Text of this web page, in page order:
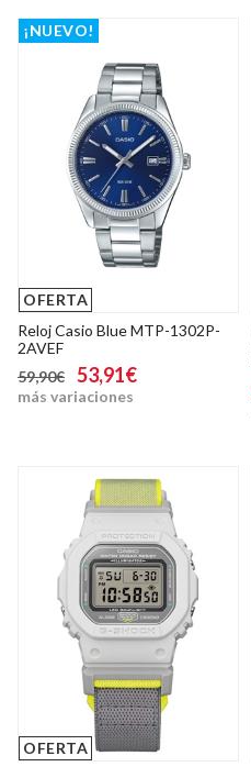
OFERTA
¡NUEVO!
Reloj Casio Blue MTP-1302P-
2AVEF
59,90€
53,91€
más variaciones
OFERTA